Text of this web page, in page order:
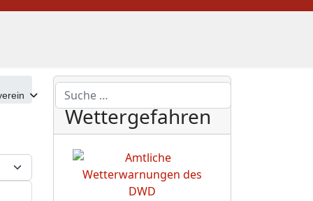
Suchen
#
DWD
Wettergefahren